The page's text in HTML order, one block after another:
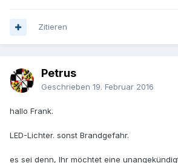
Zitieren
Petrus
Geschrieben 19. Februar 2016
hallo Frank.
LED-Lichter. sonst Brandgefahr.
es sei denn, Ihr möchtet eine